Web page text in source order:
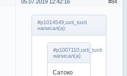
84
05.07.2019 12:42:16
#p1014549,uxti_tuxti
написал(а):
#p1007110,uxti_tuxti
написал(а):
Сатоко